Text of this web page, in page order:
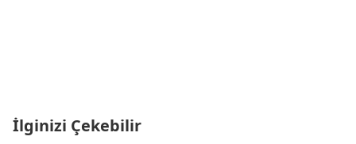
İlginizi Çekebilir